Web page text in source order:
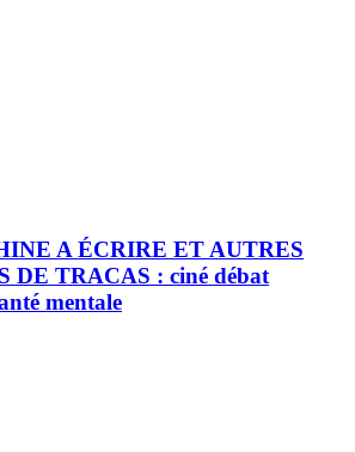
A ÉCRIRE ET AUTRES
DE TRACAS : ciné débat
mentale